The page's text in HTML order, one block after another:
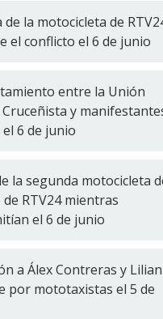
de la motocicleta de
el conflicto el 6 de junio
entre la Unión
Cruceñista y
el 6 de junio
la segunda motocicleta
RTV24 mientras
el 6 de junio
a Álex Contreras y Lilian
por mototaxistas el 5 de